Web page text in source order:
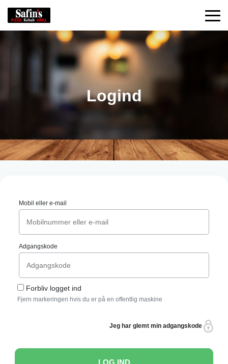
Logind
Mobil eller e-mail
Adgangskode
Forbliv logget ind
Fjern markeringen hvis du er på en offentlig maskine
Jeg har glemt min adgangskode
LOG IND